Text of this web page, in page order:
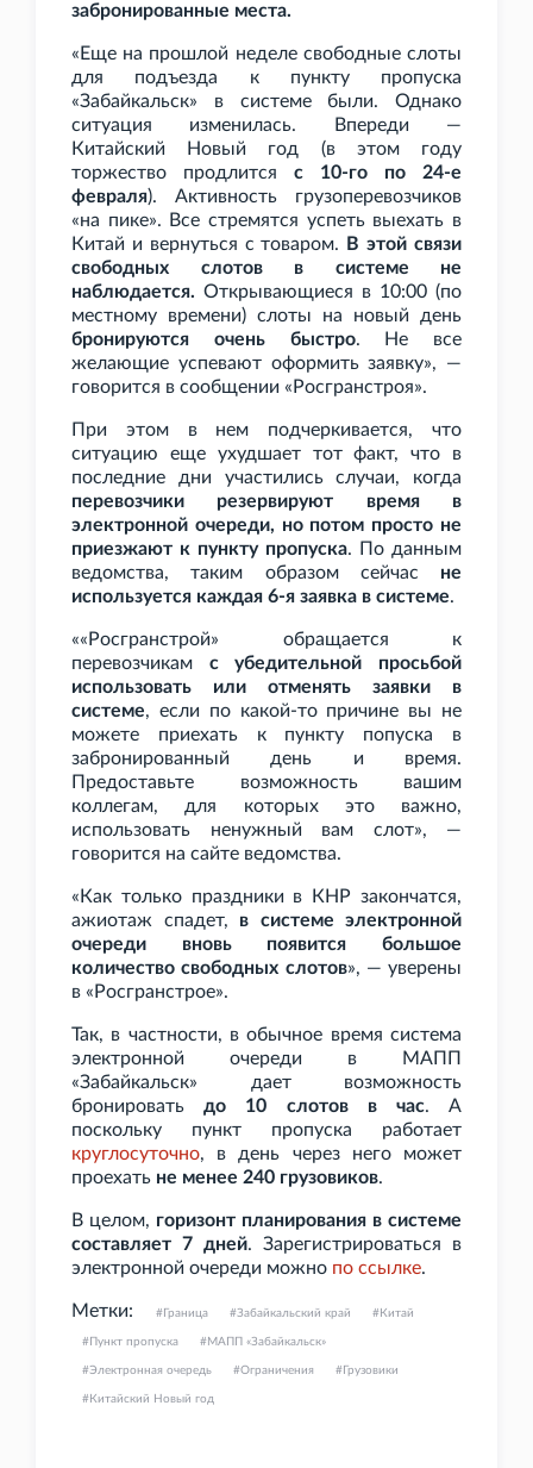
забронированные места.
«Еще на прошлой неделе свободные слоты
для подъезда к пункту пропуска
«Забайкальск» в системе были. Однако
ситуация изменилась. Впереди —
Китайский Новый год (в этом году
торжество продлится с 10-го по 24-е
февраля). Активность грузоперевозчиков
«на пике». Все стремятся успеть выехать в
Китай и вернуться с товаром.
В этой связи
свободных слотов в системе не
наблюдается. Открывающиеся в 10:00 (по
местному времени) слоты на новый день
бронируются очень быстро. Не все
желающие успевают оформить заявку», —
говорится в сообщении «Росгранстроя».
При этом в нем подчеркивается, что
ситуацию еще ухудшает тот факт, что в
последние дни участились случаи, когда
перевозчики резервируют время в
электронной очереди, но потом просто не
приезжают к пункту пропуска. По данным
ведомства, таким образом сейчас не
используется каждая 6-я заявка в системе.
««Росгранстрой» обращается к
перевозчикам с убедительной просьбой
использовать или отменять заявки в
системе, если по какой-то причине вы не
можете приехать к пункту попуска в
забронированный день и время.
Предоставьте возможность вашим
коллегам, для которых это важно,
использовать ненужный вам слот», —
говорится на сайте ведомства.
«Как только праздники в КНР закончатся,
ажиотаж спадет, в системе электронной
очереди вновь появится большое
количество свободных слотов», — уверены
в «Росгранстрое».
Так, в частности, в обычное время система
электронной очереди в МАПП
«Забайкальск» дает возможность
бронироватьдо 10 слотов в час. А
поскольку пункт пропуска работает
круглосуточно, в день через него может
проехать не менее 240 грузовиков.
В целом, горизонт планирования в системе
составляет 7 дней. Зарегистрироваться в
электронной очереди можно по ссылке.
Метки: Граница Забайкальский край Китай
Пункт пропуска МАПП «Забайкальск»
Электронная очередь Ограничения Грузовики
Китайский Новый год